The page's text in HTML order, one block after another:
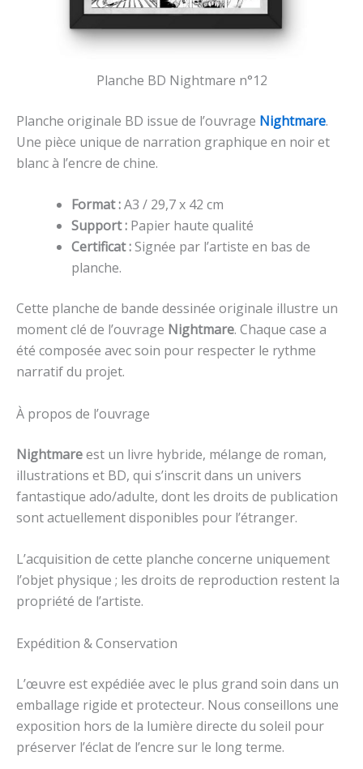
Planche BD Nightmare n°12
Planche originale BD issue de l’ouvrage Nightmare.
Une pièce unique de narration graphique en noir et
blanc à l’encre de chine.
Format :A3 / 29,7 x 42 cm
Support : Papier haute qualité
Certificat :Signée par l’artiste en bas de
planche.
Cette planche de bande dessinée originale illustre un
moment clé de l’ouvrage Nightmare. Chaque case a
été composée avec soin pour respecter le rythme
narratif du projet.
À propos de l’ouvrage
Nightmareest un livre hybride, mélange de roman,
illustrations et BD, qui s’inscrit dans un univers
fantastique ado/adulte, dont les droits de publication
sont actuellement disponibles pour l’étranger.
L’acquisition de cette planche concerne uniquement
l’objet physique ; les droits de reproduction restent la
propriété de l’artiste.
Expédition & Conservation
L’œuvre est expédiée avec le plus grand soin dans un
emballage rigide et protecteur. Nous conseillons une
exposition hors de la lumière directe du soleil pour
préserver l’éclat de l’encre sur le long terme.